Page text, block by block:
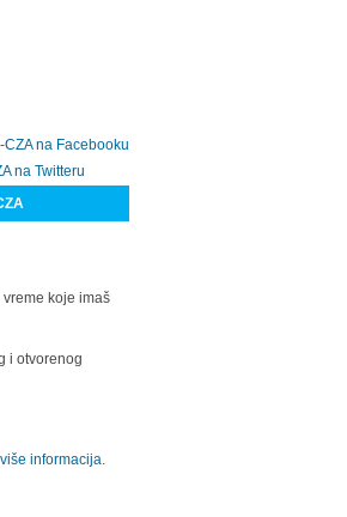
CZA na Facebooku
na Twitteru
koje imaš
i otvorenog
informacija.